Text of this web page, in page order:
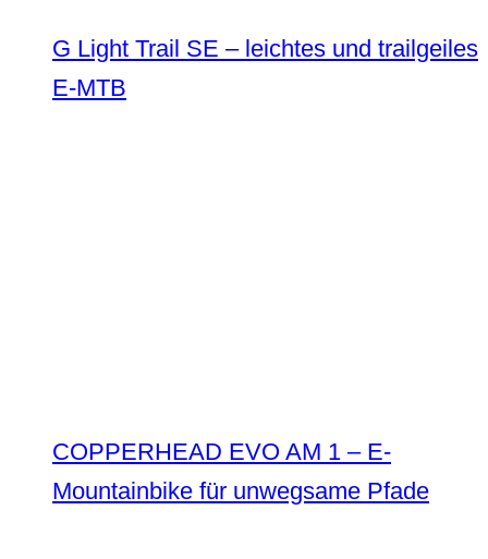
G Light Trail SE – leichtes und trailgeiles
E-MTB
COPPERHEAD EVO AM 1 – E-
Mountainbike für unwegsame Pfade